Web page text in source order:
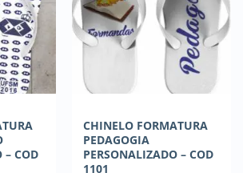
– COD
CHINELO FORMATURA
PEDAGOGIA
PERSONALIZADO – COD
1101